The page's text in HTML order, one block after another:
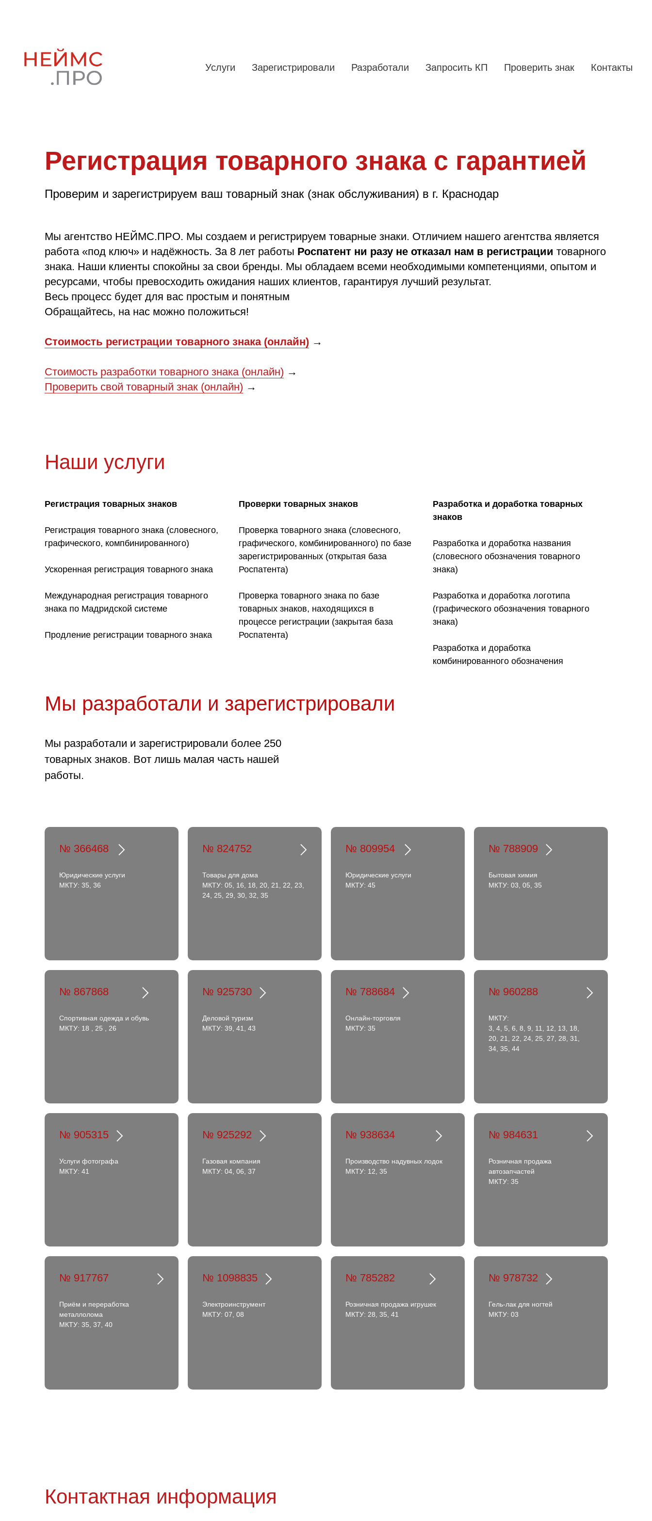
Услуги Зарегистрировали Разработали Запросить КП Проверить знак Контакты
Регистрация товарного знака с гарантией
Проверим и зарегистрируем ваш товарный знак (знак обслуживания) в г. Краснодар
Мы агентство НЕЙМС.ПРО. Мы создаем и регистрируем товарные знаки. Отличием нашего агентства является
работа «под ключ» и надёжность. За 8 лет работы Роспатент ни разу не отказал нам в регистрации товарного
знака. Наши клиенты спокойны за свои бренды. Мы обладаем всеми необходимыми компетенциями, опытом и
ресурсами, чтобы превосходить ожидания наших клиентов, гарантируя лучший результат.
Весь процесс будет для вас простым и понятным
Обращайтесь, на нас можно положиться!
Стоимость регистрации товарного знака (онлайн) →
Стоимость разработки товарного знака (онлайн) →
Проверить свой товарный знак (онлайн) →
Наши услуги
Регистрация товарных знаков
Регистрация товарного знака (словесного,
графического, компбинированного)
Ускоренная регистрация товарного знака
Международная регистрация товарного
знака по Мадридской системе
Продление регистрации товарного знака
Проверки товарных знаков
Проверка товарного знака (словесного,
графического, комбинированного) по базе
зарегистрированных (открытая база
Роспатента)
Проверка товарного знака по базе
товарных знаков, находящихся в
процессе регистрации (закрытая база
Роспатента)
Разработка и доработка товарных
знаков
Разработка и доработка названия
(словесного обозначения товарного
знака)
Разработка и доработка логотипа
(графического обозначения товарного
знака)
Разработка и доработка
комбинированного обозначения
Мы разработали и зарегистрировали
Мы разработали и зарегистрировали более 250
товарных знаков. Вот лишь малая часть нашей
работы.
№ 366468
Юридические услуги
МКТУ: 35, 36
№ 824752
Товары для дома
МКТУ: 05, 16, 18, 20, 21, 22, 23,
24, 25, 29, 30, 32, 35
№ 809954
Юридические услуги
МКТУ: 45
№ 788909
Бытовая химия
МКТУ: 03, 05, 35
№ 867868
Спортивная одежда и обувь
МКТУ: 18 , 25 , 26
№ 925730
Деловой туризм
МКТУ: 39, 41, 43
№ 788684
Онлайн-торговля
МКТУ: 35
№ 960288
МКТУ:
3, 4, 5, 6, 8, 9, 11, 12, 13, 18,
20, 21, 22, 24, 25, 27, 28, 31,
34, 35, 44
№ 905315
Услуги фотографа
МКТУ: 41
№ 925292
Газовая компания
МКТУ: 04, 06, 37
№ 938634
Производство надувных лодок
МКТУ: 12, 35
№ 984631
Розничная продажа
автозапчастей
МКТУ: 35
№ 917767
Приём и переработка
металлолома
МКТУ: 35, 37, 40
№ 1098835
Электроинструмент
МКТУ: 07, 08
№ 785282
Розничная продажа игрушек
МКТУ: 28, 35, 41
№ 978732
Гель-лак для ногтей
МКТУ: 03
Контактная информация